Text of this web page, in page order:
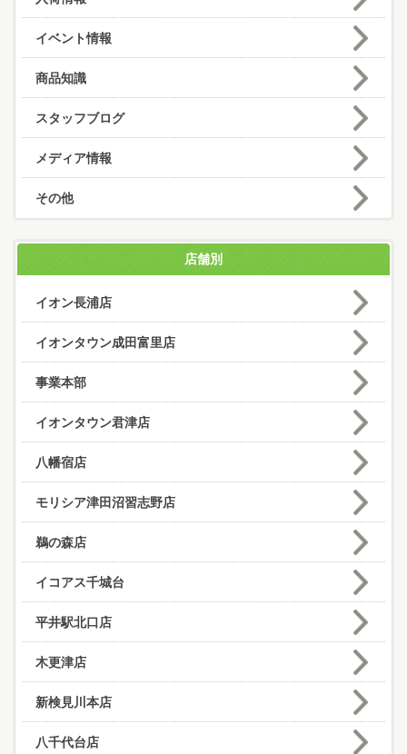
イベント情報
商品知識
スタッフブログ
メディア情報
その他
店舗別
イオン長浦店
イオンタウン成田富里店
事業本部
イオンタウン君津店
八幡宿店
モリシア津田沼習志野店
鵜の森店
イコアス千城台
平井駅北口店
木更津店
新検見川本店
八千代台店